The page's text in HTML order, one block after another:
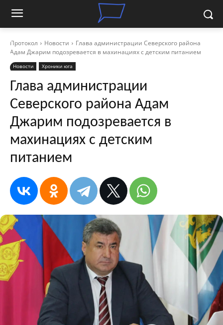
Протокол Новости
Глава администрации Северского района
Адам Джарим подозревается в махинациях с детским питанием
Новости Хроники юга
Глава администрации
Северского района Адам
Джарим подозревается в
махинациях с детским
питанием